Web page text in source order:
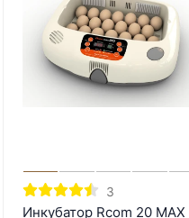
3
Инкубатор Rcom 20 MAX